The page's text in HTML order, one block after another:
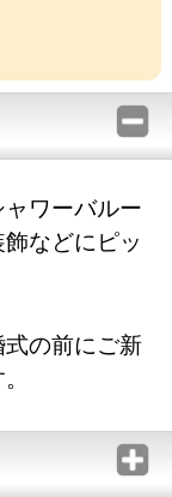
ワーバルー
などにピッ
の前にご新